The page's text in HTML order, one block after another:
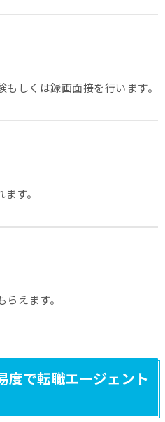
しくは録画面接を行います。
す。
えます。
度で転職エージェント